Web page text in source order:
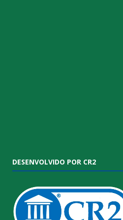
DESENVOLVIDO POR CR2